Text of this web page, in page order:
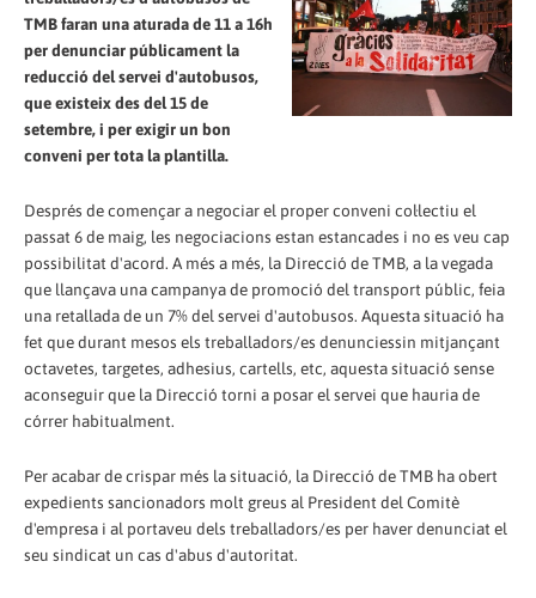
TMB faran una aturada de 11 a 16h
per denunciar públicament la
reducció del servei d'autobusos,
que existeix des del 15 de
setembre, i per exigir un bon
conveni per tota la plantilla.
Després de començar a negociar el proper conveni col·lectiu el
passat 6 de maig, les negociacions estan estancades i no es veu cap
possibilitat d'acord. A més a més, la Direcció de TMB, a la vegada
que llançava una campanya de promoció del transport públic, feia
una retallada de un 7% del servei d'autobusos. Aquesta situació ha
fet que durant mesos els treballadors/es denunciessin mitjançant
octavetes, targetes, adhesius, cartells, etc, aquesta situació sense
aconseguir que la Direcció torni a posar el servei que hauria de
córrer habitualment.
Per acabar de crispar més la situació, la Direcció de TMB ha obert
expedients sancionadors molt greus al President del Comitè
d'empresa i al portaveu dels treballadors/es per haver denunciat el
seu sindicat un cas d'abus d'autoritat.